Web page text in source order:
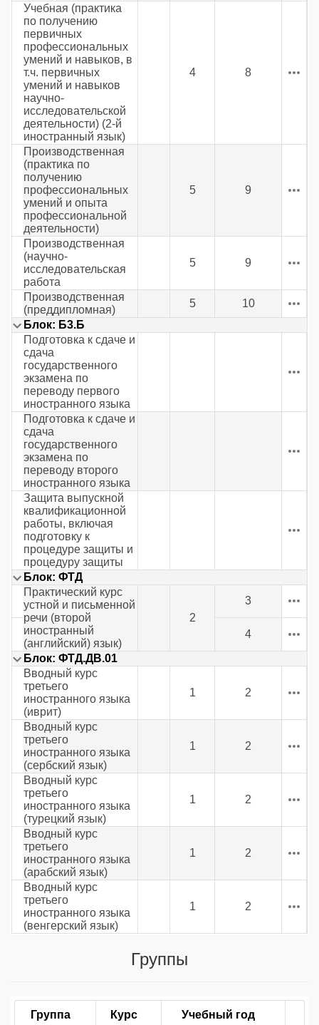
Учебная (практика
по получению
первичных
профессиональных
умений и навыков, в
т.ч. первичных
умений и навыков
научно-
исследовательской
деятельности) (2-й
иностранный язык)
4 8
Производственная
(практика по
получению
профессиональных
умений и опыта
профессиональной
деятельности)
5 9
Производственная
(научно-
исследовательская
работа
5 9
Производственная
(преддипломная)
5
10
Блок: Б3.Б
Подготовка к сдаче и
сдача
государственного
экзамена по
переводу первого
иностранного языка
Подготовка к сдаче и
сдача
государственного
экзамена по
переводу второго
иностранного языка
Защита выпускной
квалификационной
работы, включая
подготовку к
процедуре защиты и
процедуру защиты
Блок: ФТД
Практический курс
устной и письменной
речи (второй
иностранный
(английский) язык)
2
3
4
Блок: ФТД.ДВ.01
Вводный курс
третьего
иностранного языка
(иврит)
1 2
Вводный курс
третьего
иностранного языка
(сербский язык)
1 2
Вводный курс
третьего
иностранного языка
(турецкий язык)
1 2
Вводный курс
третьего
иностранного языка
(арабский язык)
1 2
Вводный курс
третьего
иностранного языка
(венгерский язык)
1 2
Группы
Группа Курс Учебный год